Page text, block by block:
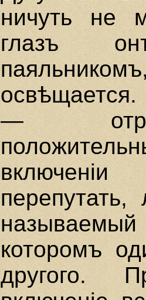
ничуть не
глазъ
—
называемый
которомъ
другого.